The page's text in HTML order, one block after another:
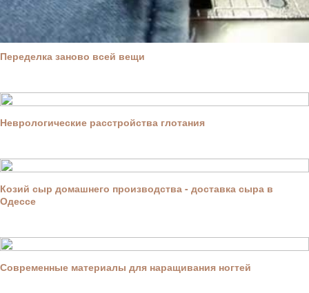
Переделка заново всей вещи
Неврологические расстройства глотания
Козий сыр домашнего производства - доставка сыра в
Одессе
Современные материалы для наращивания ногтей